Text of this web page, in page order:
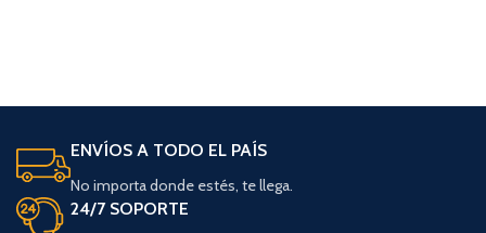
ENVÍOS A TODO EL PAÍS
No importa donde estés, te llega.
24/7 SOPORTE